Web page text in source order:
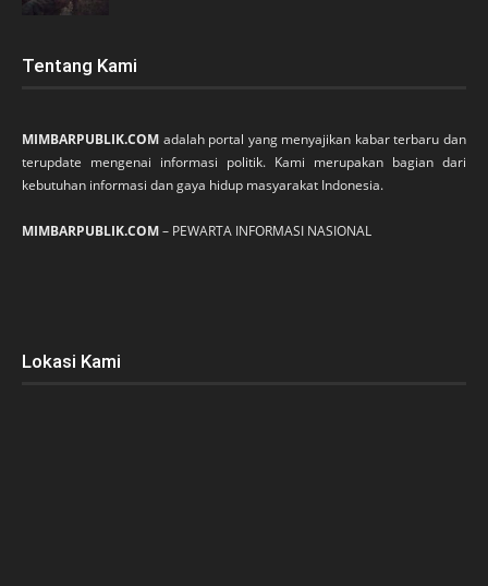
Tentang Kami
MIMBARPUBLIK.COM adalah portal yang menyajikan kabar terbaru dan
terupdate mengenai informasi politik. Kami merupakan bagian dari
kebutuhan informasi dan gaya hidup masyarakat Indonesia.
MIMBARPUBLIK.COM– PEWARTA INFORMASI NASIONAL
Lokasi Kami